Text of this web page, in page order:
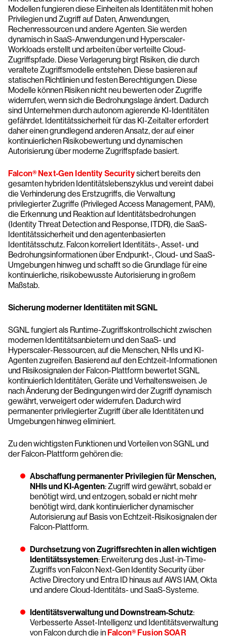
Modellen fungieren diese Einheiten als Identitäten mit hohen
Privilegien und Zugriff auf Daten, Anwendungen,
Rechenressourcen und andere Agenten. Sie werden
dynamisch in SaaS-Anwendungen und Hyperscaler-
Workloads erstellt und arbeiten über verteilte Cloud-
Zugriffspfade. Diese Verlagerung birgt Risiken, die durch
veraltete Zugriffsmodelle entstehen. Diese basieren auf
statischen Richtlinien und festen Berechtigungen. Diese
Modelle können Risiken nicht neu bewerten oder Zugriffe
widerrufen, wenn sich die Bedrohungslage ändert. Dadurch
sind Unternehmen durch autonom agierende KI-Identitäten
gefährdet. Identitätssicherheit für das KI-Zeitalter erfordert
daher einen grundlegend anderen Ansatz, der auf einer
kontinuierlichen Risikobewertung und dynamischen
Autorisierung über moderne Zugriffspfade basiert.
Falcon® Next-Gen Identity Securitysichert bereits den
gesamten hybriden Identitätslebenszyklus und vereint dabei
die Verhinderung des Erstzugriffs, die Verwaltung
privilegierter Zugriffe (Privileged Access Management, PAM),
die Erkennung und Reaktion auf Identitätsbedrohungen
(Identity Threat Detection and Response, ITDR), die SaaS-
Identitätssicherheit und den agentenbasierten
Identitätsschutz. Falcon korreliert Identitäts-, Asset- und
Bedrohungsinformationen über Endpunkt-, Cloud- und SaaS-
Umgebungen hinweg und schafft so die Grundlage für eine
kontinuierliche, risikobewusste Autorisierung in großem
Maßstab.
Sicherung moderner Identitäten mit SGNL
SGNL fungiert als Runtime-Zugriffskontrollschicht zwischen
modernen Identitätsanbietern und den SaaS- und
Hyperscaler-Ressourcen, auf die Menschen, NHIs und KI-
Agenten zugreifen. Basierend auf den Echtzeit-Informationen
und Risikosignalen der Falcon-Plattform bewertet SGNL
kontinuierlich Identitäten, Geräte und Verhaltensweisen. Je
nach Änderung der Bedingungen wird der Zugriff dynamisch
gewährt, verweigert oder widerrufen. Dadurch wird
permanenter privilegierter Zugriff über alle Identitäten und
Umgebungen hinweg eliminiert.
Zu den wichtigsten Funktionen und Vorteilen von SGNL und
der Falcon-Plattform gehören die:
Abschaffung permanenter Privilegien für Menschen,
NHIs und KI-Agenten: Zugriff wird gewährt, sobald er
benötigt wird, und entzogen, sobald er nicht mehr
benötigt wird, dank kontinuierlicher dynamischer
Autorisierung auf Basis von Echtzeit-Risikosignalen der
Falcon-Plattform.
Durchsetzung von Zugriffsrechten in allen wichtigen
Identitätssystemen: Erweiterung des Just-in-Time-
Zugriffs von Falcon Next-Gen Identity Security über
Active Directory und Entra ID hinaus auf AWS IAM, Okta
und andere Cloud-Identitäts- und SaaS-Systeme.
Identitätsverwaltung und Downstream-Schutz:
Verbesserte Asset-Intelligenz und Identitätsverwaltung
von Falcon durch die inFalcon®Fusion SOAR